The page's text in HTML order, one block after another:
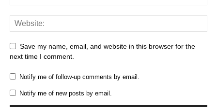
Save my name, email, and website in this browser for the
next time I comment.
Notify me of follow-up comments by email.
Notify me of new posts by email.